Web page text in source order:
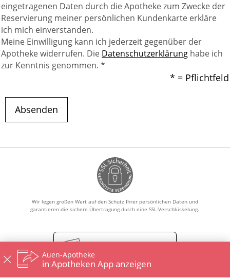
eingetragenen Daten durch die Apotheke zum Zwecke der
Reservierung meiner persönlichen Kundenkarte erkläre
ich mich einverstanden.
Meine Einwilligung kann ich jederzeit gegenüber der
Apotheke widerrufen. Die Datenschutzerklärung habe ich
zur Kenntnis genommen. *
* = Pflichtfeld
Absenden
Wir legen großen Wert auf den Schutz Ihrer persönlichen Daten und
garantieren die sichere Übertragung durch eine SSL-Verschlüsselung.
Vertrag widerrufen
Auen-Apotheke
in Apotheken App anzeigen